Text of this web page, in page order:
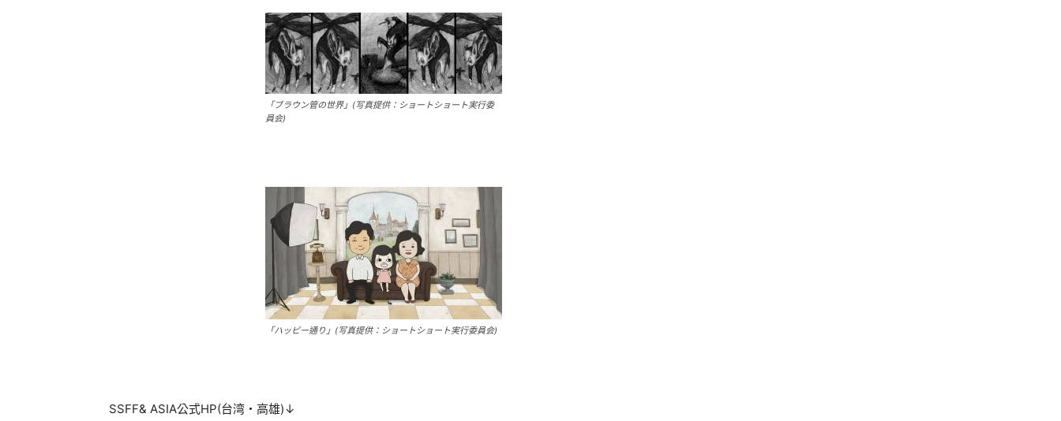
「ブラウン管の世界」(写真提供：ショートショート実行委
員会)
「ハッピー通り」(写真提供：ショートショート実行委員会)
SSFF& ASIA公式HP(台湾・高雄)↓